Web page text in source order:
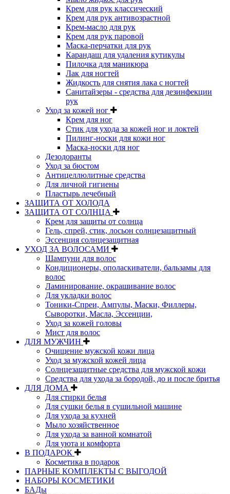
Крем для рук классический
Крем для рук антивозрастной
Крем-масло для рук
Крем для рук паровой
Маска-перчатки для рук
Карандаш для удаления кутикулы
Пилочка для маникюра
Лак для ногтей
Жидкость для снятия лака с ногтей
Санитайзеры - средства для дезинфекции
рук
Уход за кожей ног
Крем для ног
Стик для ухода за кожей ног и локтей
Пилинг-носки для кожи ног
Маска-носки для ног
Дезодоранты
Уход за бюстом
Антицеллюлитные средства
Для личной гигиены
Пластырь лечебный
ЗАЩИТА ОТ ХОЛОДА
ЗАЩИТА ОТ СОЛНЦА
Крем для защиты от солнца
Гель, спрей, стик, лосьон солнцезащитный
Эссенция солнцезащитная
УХОД ЗА ВОЛОСАМИ
Шампуни для волос
Кондиционеры, ополаскиватели, бальзамы для
волос
Ламинирование, окрашивание волос
Для укладки волос
Тоники-Спреи, Ампулы, Маски, Филлеры,
Сыворотки, Масла, Эссенции,
Уход за кожей головы
Мист для волос
ДЛЯ МУЖЧИН
Очищение мужской кожи лица
Уход за мужской кожей лица
Солнцезащитные средства для мужской кожи
Средства для ухода за бородой, до и после бритья
ДЛЯ ДОМА
Для стирки белья
Для сушки белья в сушильной машине
Для ухода за кухней
Мыло хозяйственное
Для ухода за ванной комнатой
Для уюта и комфорта
В ПОДАРОК
Косметика в подарок
ПАРНЫЕ КОМПЛЕКТЫ С ВЫГОДОЙ
НАБОРЫ КОСМЕТИКИ
БАДы